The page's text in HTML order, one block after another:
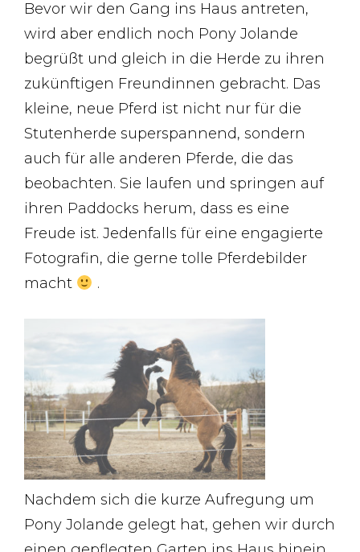
Bevor wir den Gang ins Haus antreten,
wird aber endlich noch Pony Jolande
begrüßt und gleich in die Herde zu ihren
zukünftigen Freundinnen gebracht. Das
kleine, neue Pferd ist nicht nur für die
Stutenherde superspannend, sondern
auch für alle anderen Pferde, die das
beobachten. Sie laufen und springen auf
ihren Paddocks herum, dass es eine
Freude ist. Jedenfalls für eine engagierte
Fotografin, die gerne tolle Pferdebilder
macht
.
Nachdem sich die kurze Aufregung um
Pony Jolande gelegt hat, gehen wir durch